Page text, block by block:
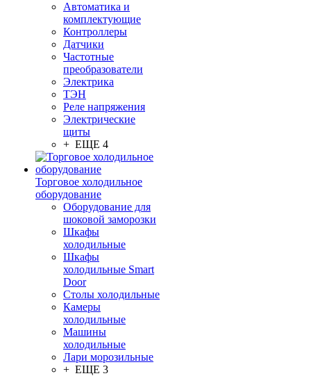
Автоматика и
комплектующие
Контроллеры
Датчики
Частотные
преобразователи
Электрика
ТЭН
Реле напряжения
Электрические
щиты
+ ЕЩЕ 4
Торговое холодильное
оборудование
Оборудование для
шоковой заморозки
Шкафы
холодильные
Шкафы
холодильные Smart
Door
Столы холодильные
Камеры
холодильные
Машины
холодильные
Лари морозильные
+ ЕЩЕ 3